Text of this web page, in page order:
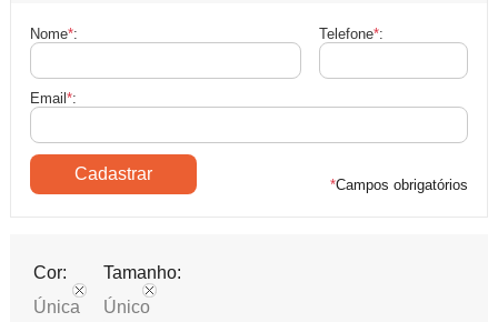
Nome*: Telefone*:
Email*:
*Campos obrigatórios
Cor:
Única
Tamanho:
Único